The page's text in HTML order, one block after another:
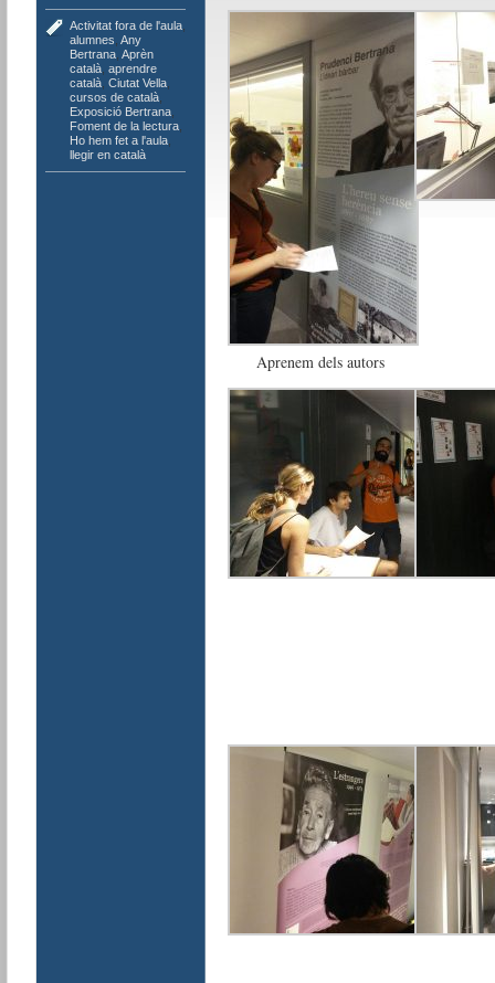
Activitat fora de l'aula,
alumnes Any
Bertrana, Aprèn
català, aprendre
català, Ciutat Vella,
cursos de català,
Exposició Bertrana,
Foment de la lectura,
Ho hem fet a l'aula,
llegir en català
Aprenem dels autors